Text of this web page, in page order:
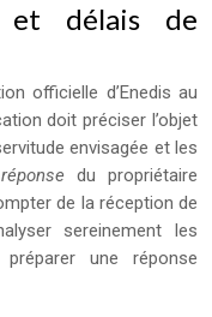
et délais de
officielle d’Enedis au
doit préciser l’objet
envisagée et les
du propriétaire
de la réception de
sereinement les
une réponse